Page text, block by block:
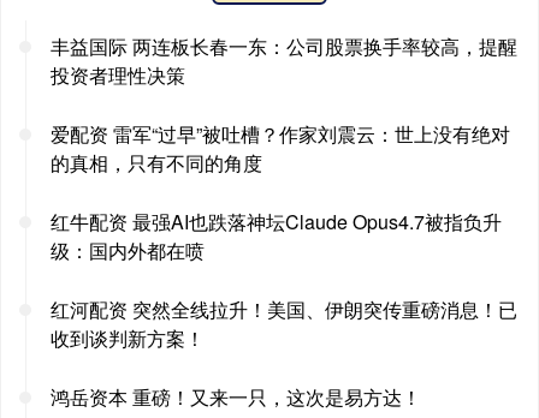
丰益国际 两连板长春一东：公司股票换手率较高，提醒
投资者理性决策
爱配资 雷军“过早”被吐槽？作家刘震云：世上没有绝对
的真相，只有不同的角度
红牛配资 最强AI也跌落神坛Claude Opus4.7被指负升
级：国内外都在喷
红河配资 突然全线拉升！美国、伊朗突传重磅消息！已
收到谈判新方案！
鸿岳资本 重磅！又来一只，这次是易方达！